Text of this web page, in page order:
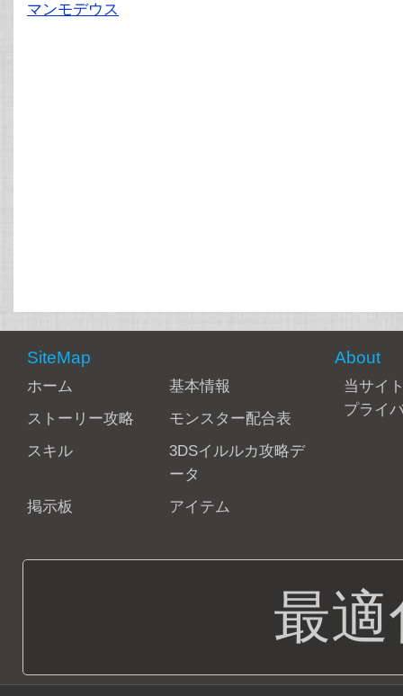
マンモデウス
SiteMap
ホーム
基本情報
ストーリー攻略
モンスター配合表
スキル
3DSイルルカ攻略デ
ータ
掲示板
アイテム
About
当サイ
プライ
最